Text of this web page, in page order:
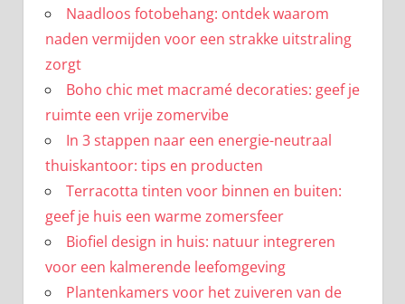
Naadloos fotobehang: ontdek waarom
naden vermijden voor een strakke uitstraling
zorgt
Boho chic met macramé decoraties: geef je
ruimte een vrije zomervibe
In 3 stappen naar een energie-neutraal
thuiskantoor: tips en producten
Terracotta tinten voor binnen en buiten:
geef je huis een warme zomersfeer
Biofiel design in huis: natuur integreren
voor een kalmerende leefomgeving
Plantenkamers voor het zuiveren van de